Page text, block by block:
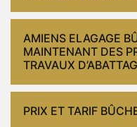
AMIENS ELAGAGE
MAINTENANT DES
TRAVAUX
PRIX ET TARIF